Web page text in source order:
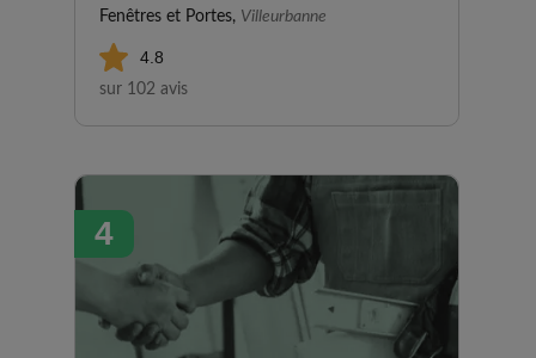
Fenêtres et Portes, Villeurbanne
4.8
sur 102 avis
4